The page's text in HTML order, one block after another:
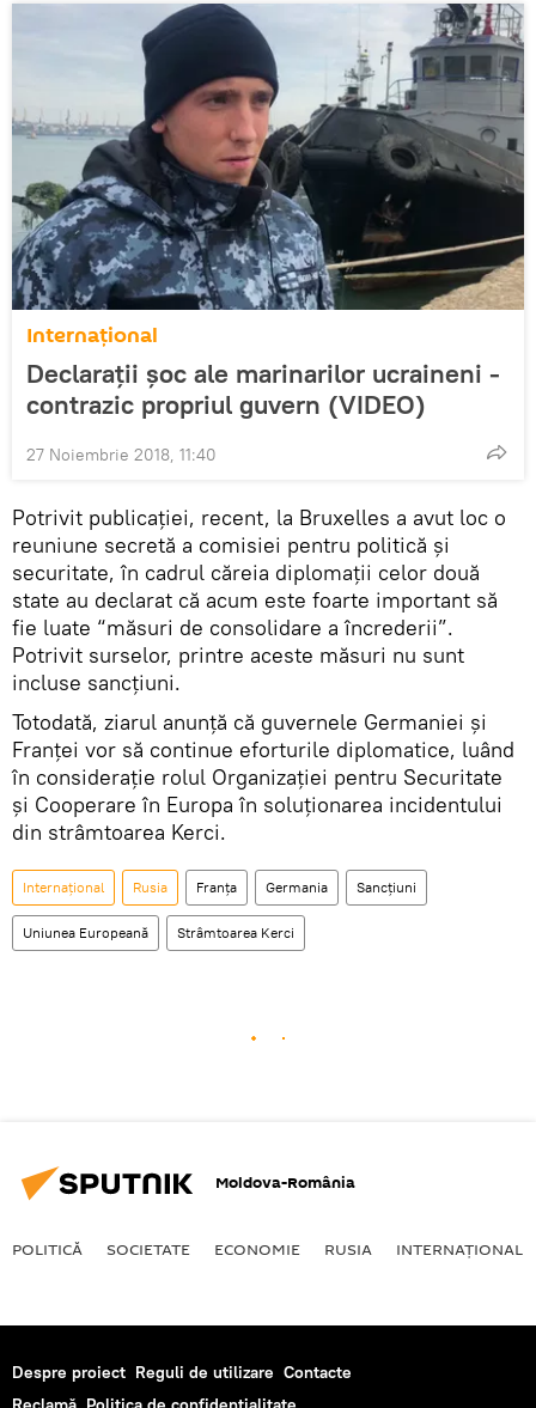
Internaţional
Declarații șoc ale marinarilor ucraineni -
contrazic propriul guvern (VIDEO)
27 Noiembrie 2018, 11:40
Potrivit publicației, recent, la Bruxelles a avut loc o
reuniune secretă a comisiei pentru politică și
securitate, în cadrul căreia diplomații celor două
state au declarat că acum este foarte important să
fie luate “măsuri de consolidare a încrederii”.
Potrivit surselor, printre aceste măsuri nu sunt
incluse sancțiuni.
Totodată, ziarul anunță că guvernele Germaniei și
Franței vor să continue eforturile diplomatice, luând
în considerație rolul Organizației pentru Securitate
și Cooperare în Europa în soluționarea incidentului
din strâmtoarea Kerci.
Internaţional Rusia Franța Germania Sancțiuni
Uniunea Europeană Strâmtoarea Kerci
Moldova-România
POLITICĂ SOCIETATE ECONOMIE RUSIA INTERNAŢIONAL
Despre proiect Reguli de utilizare Contacte